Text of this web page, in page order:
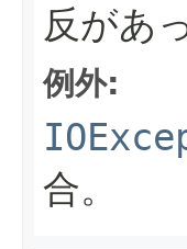
反があ
例外:
合。